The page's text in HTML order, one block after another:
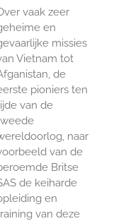
vaak zeer
en
missies
Vietnam tot
de
pioniers ten
van de
naar
van de
Britse
de keiharde
en
van deze